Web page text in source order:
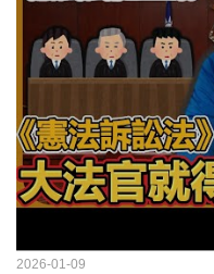
2026-01-09